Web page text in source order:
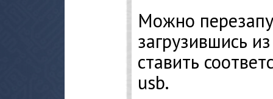
Можно
загрузившись
ставить
usb.